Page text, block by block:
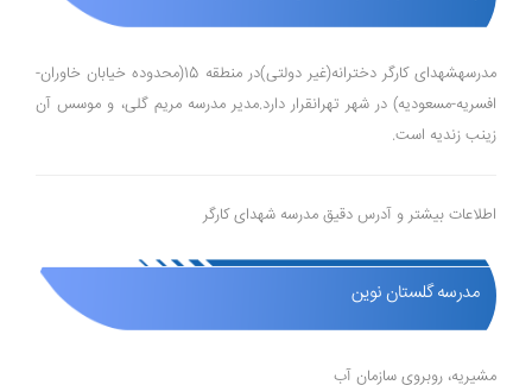
مدرسهشهدای کارگر دخترانه(غیر دولتی)در منطقه 15(محدوده خیابان خاوران-
افسریه-مسعودیه) در شهر تهرانقرار دارد.مدیر مدرسه مریم گلی، و موسس آن
زینب زندیه است.
اطلاعات بیشتر و آدرس دقیق مدرسه شهدای کارگر
مدرسه گلستان نوین
مشیریه، روبروی سازمان آب